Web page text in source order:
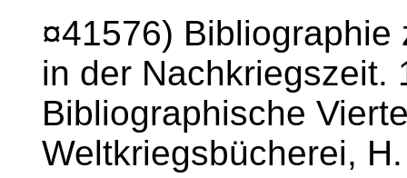
¤41576)
in der Nachkriegszeit.
Bibliographische
Weltkriegsbücherei,